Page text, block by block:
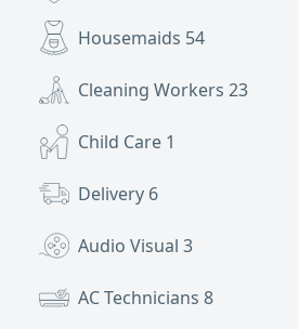
Housemaids 54
Cleaning Workers 23
Child Care 1
Delivery 6
Audio Visual 3
AC Technicians 8